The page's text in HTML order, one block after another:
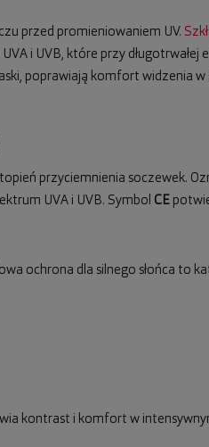
przed promieniowaniem UV.
i UVB, które przy
poprawiają komfort widzenia w
przyciemnienia soczewek.
UVA i UVB. Symbol CE
ochrona dla silnego słońca to
kontrast i komfort w